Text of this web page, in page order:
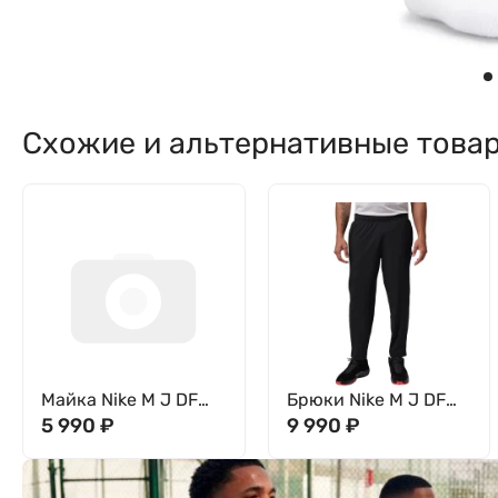
Схожие и альтернативные
Майка Nike M J DF
SPT ESS SLVS TOP
5 990 ₽
Брюки Nike M J DF
SPT ESS WVN PANT
9 990 ₽